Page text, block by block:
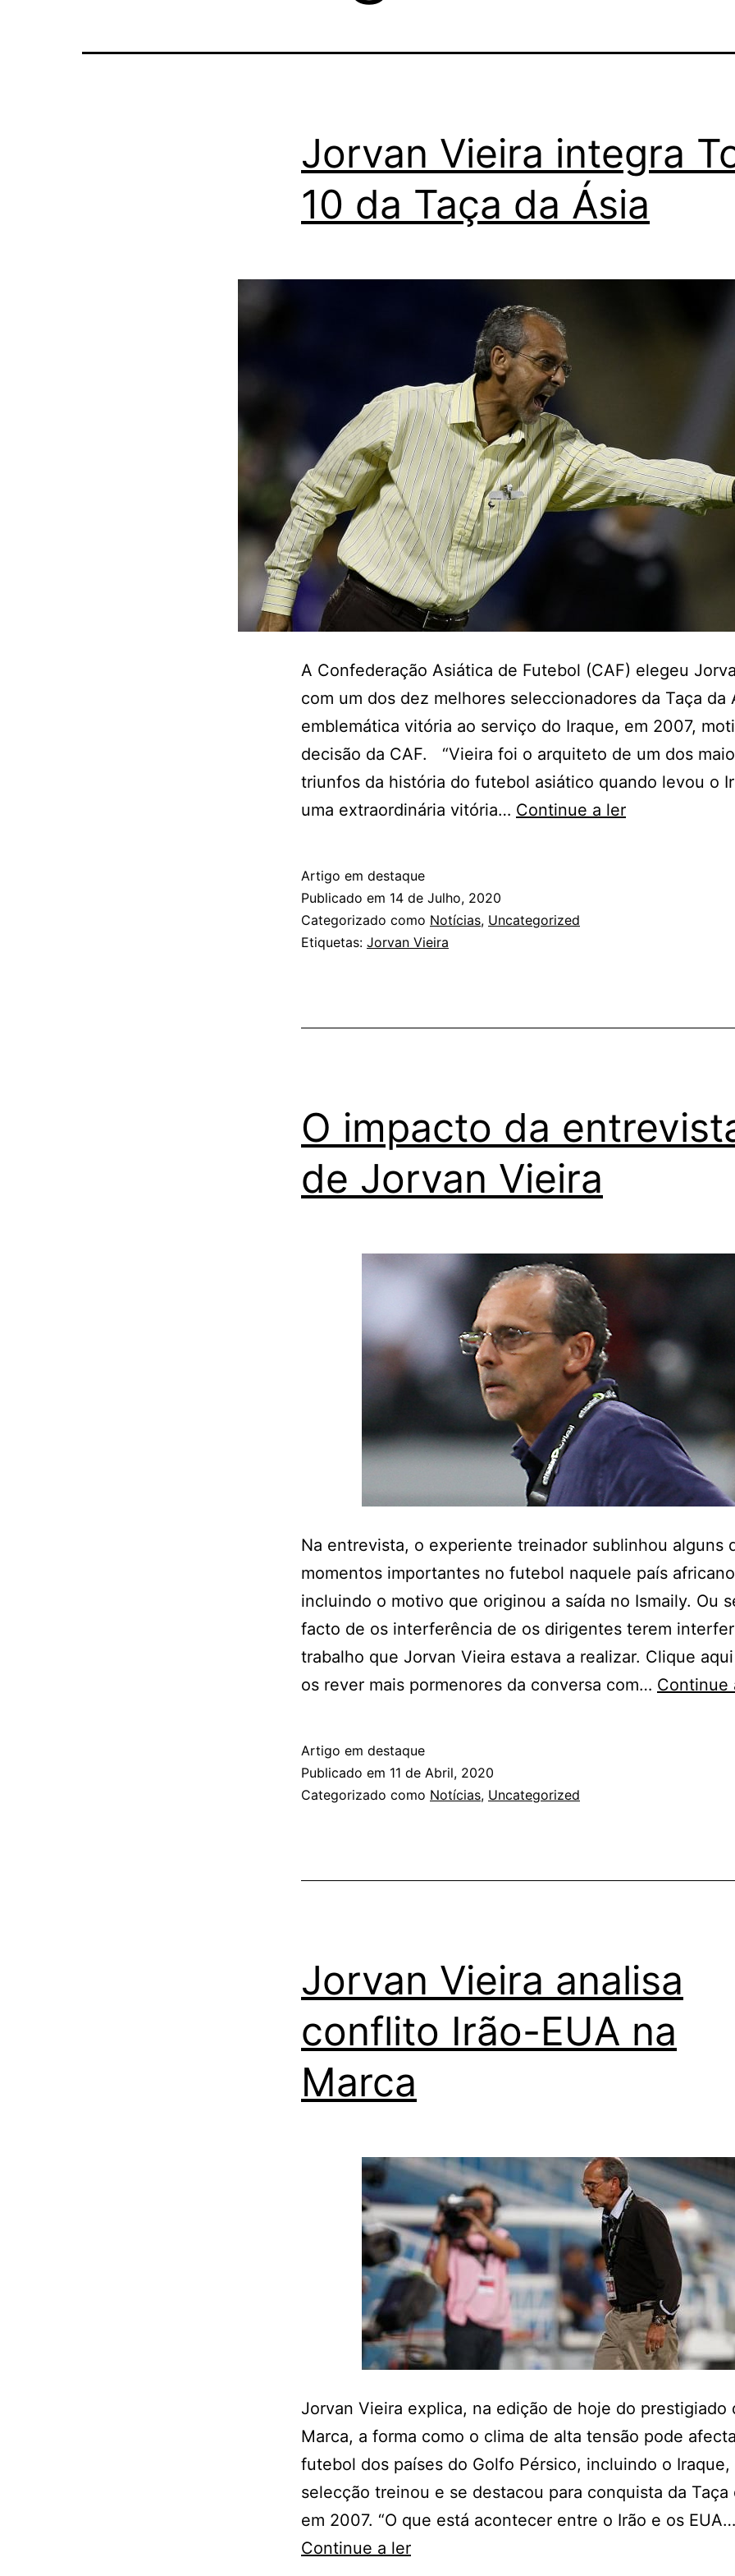
Jorvan Vieira integra
10 da Taça da Ásia
A Confederação Asiática de Futebol (CAF) elegeu
com um dos dez melhores seleccionadores da Taça da
emblemática vitória ao serviço do Iraque, em 2007,
decisão da CAF. “Vieira foi o arquiteto de um dos
triunfos da história do futebol asiático quando levou o
uma extraordinária vitória… Continue a lerJorvan
Ásia
Artigo em destaque
Publicado em 14 de Julho, 2020
Categorizado como Notícias, Uncategorized
Etiquetas: Jorvan Vieira
O impacto da
de Jorvan Vieira
Na entrevista, o experiente treinador sublinhou alguns
momentos importantes no futebol naquele país
incluindo o motivo que originou a saída no Ismaily. Ou
facto de os interferência de os dirigentes terem
trabalho que Jorvan Vieira estava a realizar. Clique
os rever mais pormenores da conversa com… Continue
Artigo em destaque
Publicado em 11 de Abril, 2020
Categorizado como Notícias, Uncategorized
Jorvan Vieira analisa
conflito Irão-EUA na
Marca
Jorvan Vieira explica, na edição de hoje do prestigiado
Marca, a forma como o clima de alta tensão pode
futebol dos países do Golfo Pérsico, incluindo o Iraque,
selecção treinou e se destacou para conquista da Taça
em 2007. “O que está acontecer entre o Irão e os EUA…
Continue a lerJorvan